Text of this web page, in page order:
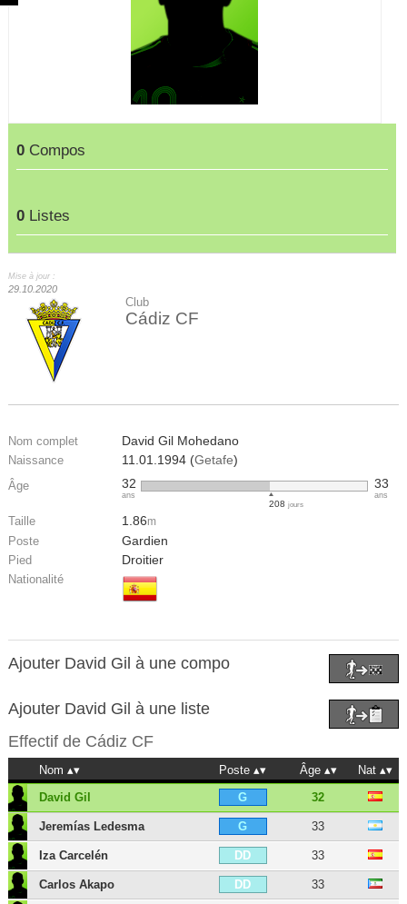
0 Compos
0 Listes
Mise à jour :
29.10.2020
Club
Cádiz CF
Nom complet David Gil Mohedano
Naissance 11.01.1994 (Getafe)
Âge 32
ans
208 jours
33
ans
Taille 1.86m
Poste Gardien
Pied Droitier
Nationalité
Ajouter David Gil à une compo
Ajouter David Gil à une liste
Effectif de Cádiz CF
Nom Poste Âge
Nat
David Gil
G 32
Jeremías Ledesma G 33
Iza Carcelén DD 33
Carlos Akapo DD 33